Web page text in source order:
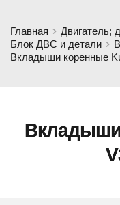
Главная
Двигатель;
Блок ДВС и детали
Вкладыши коренные